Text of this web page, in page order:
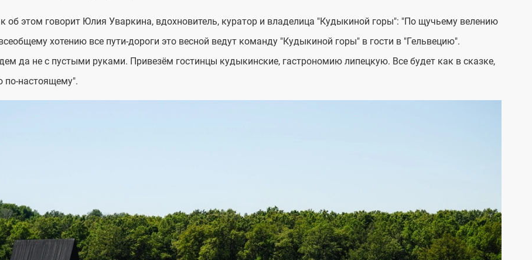
об этом говорит Юлия Уваркина, вдохновитель, куратор и владелица "Кудыкиной горы": "По щучьему велению
хотению все пути-дороги это весной ведут команду "Кудыкиной горы" в гости в "Гельвецию".
да не с пустыми руками. Привезём гостинцы кудыкинские, гастрономию липецкую. Все будет как в сказке,
по-настоящему".